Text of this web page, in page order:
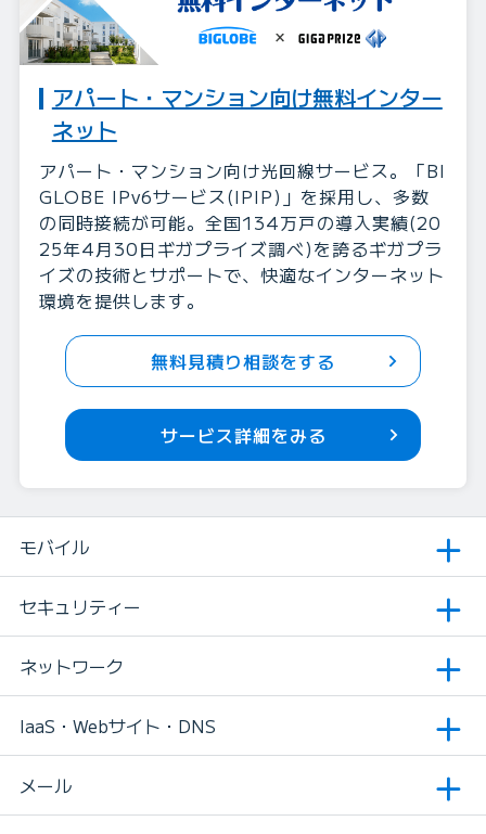
アパート・マンション向け無料インター
ネット
アパート・マンション向け光回線サービス。「BI
GLOBE IPv6サービス(IPIP)」を採用し、多数
の同時接続が可能。全国134万戸の導入実績(20
25年4⽉30日ギガプライズ調べ)を誇るギガプラ
イズの技術とサポートで、快適なインターネット
環境を提供します。
無料見積り相談をする
サービス詳細をみる
モバイル
セキュリティー
ネットワーク
IaaS・Webサイト・DNS
メール